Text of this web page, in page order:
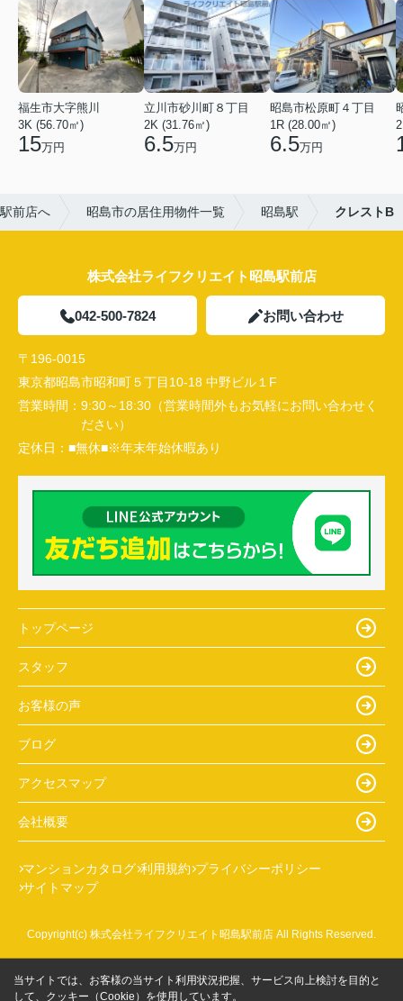
福生市大字熊川
3K (56.70㎡)
15万円
立川市砂川町８丁目
2K (31.76㎡)
6.5万円
昭島市松原町４丁目
1R (28.00㎡)
6.5万円
前店へ 昭島市の居住用物件一覧 昭島駅 クレストB
株式会社ライフクリエイト昭島駅前店
042-500-7824 お問い合わせ
〒196-0015
東京都昭島市昭和町５丁目10-18 中野ビル１F
営業時間： 9:30～18:30（営業時間外もお気軽にお問い合わせく
ださい）
定休日： ■無休■※年末年始休暇あり
トップページ
スタッフ
お客様の声
ブログ
アクセスマップ
会社概要
マンションカタログ 利用規約 プライバシーポリシー
サイトマップ
Copyright(c) 株式会社ライフクリエイト昭島駅前店 All Rights Reserved.
当サイトでは、お客様の当サイト利用状況把握、サービス向上検討を目的と
して、クッキー（Cookie）を使用しています。